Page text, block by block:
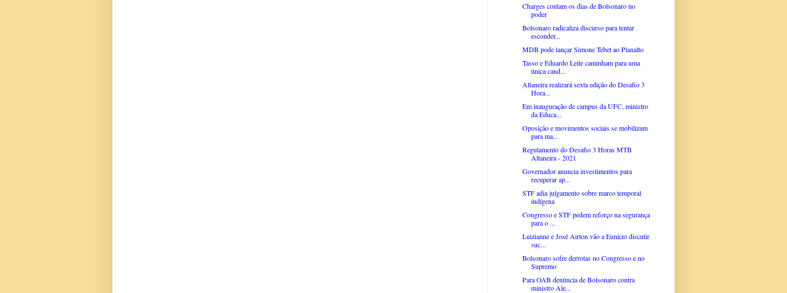
Charges contam os dias de Bolsonaro no
poder
Bolsonaro radicaliza discurso para tentar
esconder...
MDB pode lançar Simone Tebet ao Planalto
Tasso e Eduardo Leite caminham para uma
única cand...
Altaneira realizará sexta edição do Desafio 3
Hora...
Em inauguração de campus da UFC, ministro
da Educa...
Oposição e movimentos sociais se mobilizam
para ma...
Regulamento do Desafio 3 Horas MTB
Altaneira - 2021
Governador anuncia investimentos para
recuperar ap...
STF adia julgamento sobre marco temporal
indígena
Congresso e STF pedem reforço na segurança
para o ...
Luizianne e José Airton vão a Eunício discutir
suc...
Bolsonaro sofre derrotas no Congresso e no
Supremo
Para OAB denúncia de Bolsonaro contra
ministro Ale...